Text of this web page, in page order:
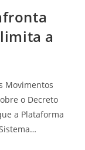
a
Movimentos
o Decreto
a Plataforma